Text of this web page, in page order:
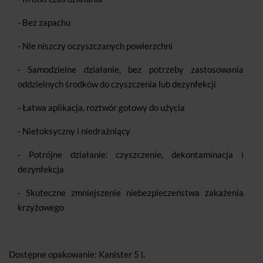
- Bez zapachu
- Nie niszczy oczyszczanych powierzchni
- Samodzielne działanie, bez potrzeby zastosowania
oddzielnych środków do czyszczenia lub dezynfekcji
- Łatwa aplikacja, roztwór gotowy do użycia
- Nietoksyczny i niedrażniący
- Potrójne działanie: czyszczenie, dekontaminacja i
dezynfekcja
- Skuteczne zmniejszenie niebezpieczeństwa zakażenia
krzyżowego
Dostępne opakowanie: Kanister 5 l.